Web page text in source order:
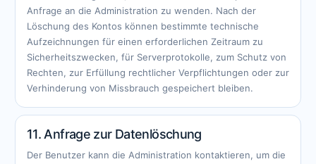
Anfrage an die Administration zu wenden. Nach der
Löschung des Kontos können bestimmte technische
Aufzeichnungen für einen erforderlichen Zeitraum zu
Sicherheitszwecken, für Serverprotokolle, zum Schutz von
Rechten, zur Erfüllung rechtlicher Verpflichtungen oder zur
Verhinderung von Missbrauch gespeichert bleiben.
11. Anfrage zur Datenlöschung
Der Benutzer kann die Administration kontaktieren, um die